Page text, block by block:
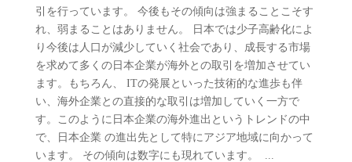
引を行っています。 今後もその傾向は強まることこそす
れ、弱まることはありません。 日本では少子高齢化によ
り今後は人口が減少していく社会であり、成長する市場
を求めて多くの日本企業が海外との取引を増加させてい
ます。もちろん、 ITの発展といった技術的な進歩も伴
い、海外企業との直接的な取引は増加していく一方で
す。このように日本企業の海外進出というトレンドの中
で、日本企業 の進出先として特にアジア地域に向かって
います。 その傾向は数字にも現れています。 ...